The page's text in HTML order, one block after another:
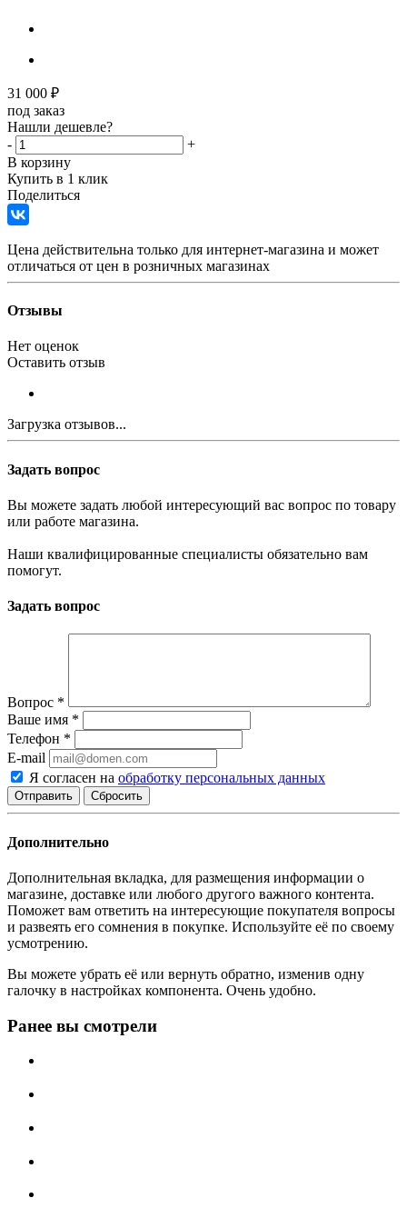
31 000 ₽
под заказ
Нашли дешевле?
-
+
В корзину
Купить в 1 клик
Поделиться
Цена действительна только для интернет-магазина и может
отличаться от цен в розничных магазинах
Отзывы
Нет оценок
Оставить отзыв
Загрузка отзывов...
Задать вопрос
Вы можете задать любой интересующий вас вопрос по товару
или работе магазина.
Наши квалифицированные специалисты обязательно вам
помогут.
Задать вопрос
Вопрос *
Ваше имя *
Телефон *
E-mail
Я согласен на обработку персональных данных
Сбросить
Дополнительно
Дополнительная вкладка, для размещения информации о
магазине, доставке или любого другого важного контента.
Поможет вам ответить на интересующие покупателя вопросы
и развеять его сомнения в покупке. Используйте её по своему
усмотрению.
Вы можете убрать её или вернуть обратно, изменив одну
галочку в настройках компонента. Очень удобно.
Ранее вы смотрели